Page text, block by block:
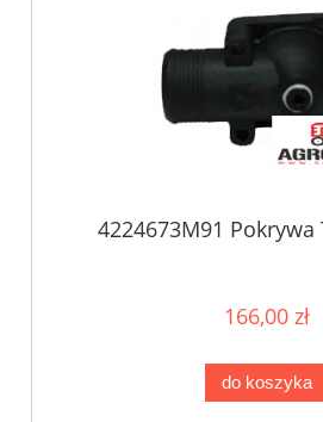
4224673M91
166,00 zł
do koszyka